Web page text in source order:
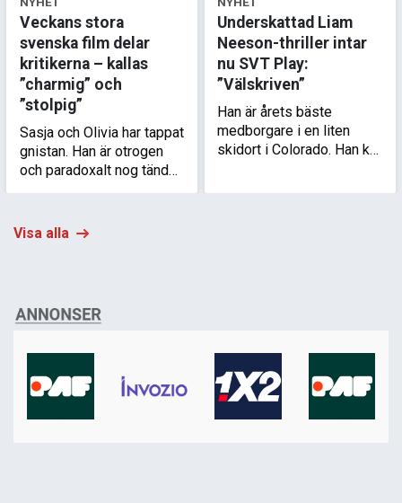
Underskattad Liam
Neeson-thriller intar
nu SVT Play:
”Välskriven”
Han är årets bäste
medborgare i en liten
skidort i Colorado. Han kör
Veckans stora
svenska film delar
kritikerna – kallas
”charmig” och
”stolpig”
Sasja och Olivia har tappat
gnistan. Han är otrogen
och paradoxalt nog tänder
måste jonglera lögner.
Visa alla